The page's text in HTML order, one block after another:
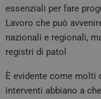
essenziali per fare
Lavoro che può
nazionali e regionali,
registri di patol
È evidente come molti
interventi abbiano a